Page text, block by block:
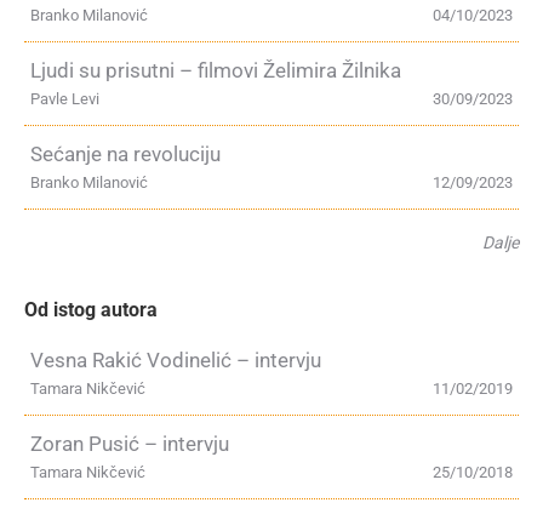
04/10/2023
Branko Milanović
Ljudi su prisutni – filmovi Želimira Žilnika
30/09/2023
Pavle Levi
Sećanje na revoluciju
12/09/2023
Branko Milanović
Dalje
Od istog autora
Vesna Rakić Vodinelić – intervju
11/02/2019
Tamara Nikčević
Zoran Pusić – intervju
25/10/2018
Tamara Nikčević